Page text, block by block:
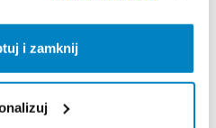
i zamknij